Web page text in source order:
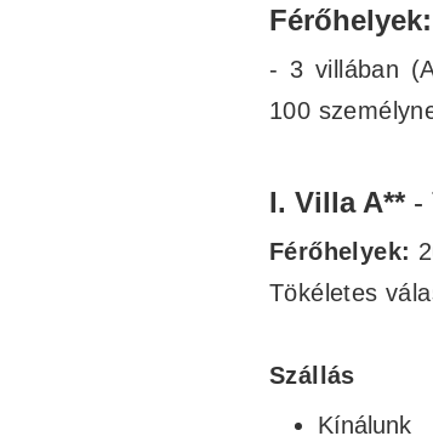
Férőhelyek:
- 3 villában
100
I. Villa A** -
Férőhelyek:
Tökéletes
Szállás
Kínálunk